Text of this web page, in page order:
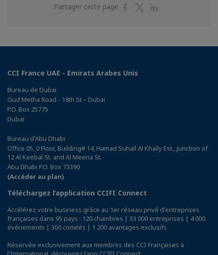
Partager cette page
PartagerPartager
CCI France UAE - Emirats Arabes Unis
Bureau de Dubaï
Oud Metha Road - 18th St – Dubai
P.O. Box 25775
Dubaï
Bureau d'Abu Dhabi
Office 05, 0 Floor, Building# 14, Hamad Suhail Al Khaily Est., junction of
12 Al Keebal St. and Al Meena St.
Abu Dhabi P.O. Box 73390
(Accéder au plan)
Téléchargez l’application CCIFI Connect
Accélérez votre business grâce au 1er réseau privé d'entreprises
françaises dans 95 pays : 120 chambres | 33 000 entreprises | 4 000
événements | 300 comités | 1 200 avantages exclusifs
Réservée exclusivement aux membres des CCI Françaises à